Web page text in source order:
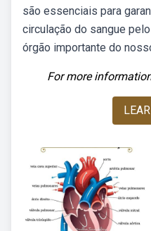
são essenciais para
circulação do sangue
órgão importante do
For more